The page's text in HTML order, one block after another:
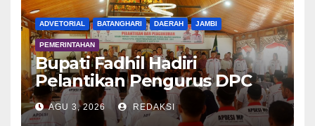
ADVETORIAL BATANGHARI DAERAH JAMBI
PEMERINTAHAN
Bupati Fadhil Hadiri
Pelantikan Pengurus DPC
APDESI MP
AGU 3, 2026 REDAKSI